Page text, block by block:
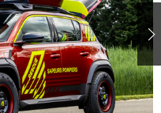
愛車 File
ップ！不具合修理＆粗悪修理
洗車
コーティング
防錆